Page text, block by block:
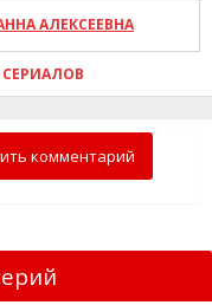
АЛЕКСЕЕВНА
комментарий